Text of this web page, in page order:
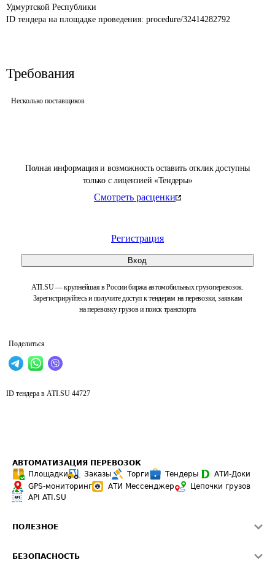
Полная информация и возможность оставить отклик доступны
только с лицензией «Тендеры»
Смотреть расценки
Регистрация
Вход
ATI.SU — крупнейшая в России биржа автомобильных грузоперевозок.
Зарегистрируйтесь и получите доступ к тендерам на перевозки, заявкам
на перевозку грузов и поиск транспорта
Поделиться
Удмуртской Республики
ID тендера на площадке проведения: procedure/32414282792
Требования
Несколько поставщиков
ID тендера в ATI.SU 44727
АВТОМАТИЗАЦИЯ ПЕРЕВОЗОК
Площадки
Заказы Торги Тендеры
АТИ-Доки
GPS-мониторинг
АТИ Мессенджер
Цепочки грузов
API ATI.SU
ПОЛЕЗНОЕ
БЕЗОПАСНОСТЬ